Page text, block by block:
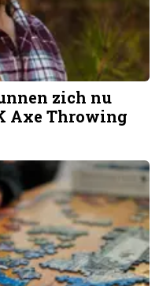
zich nu
Axe Throwing